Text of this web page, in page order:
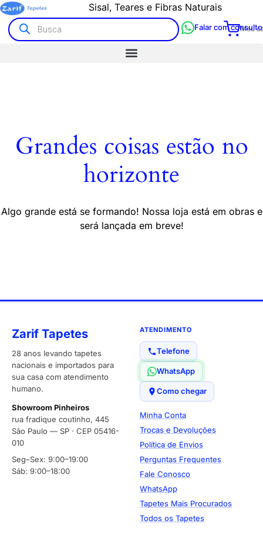
Sisal, Teares e Fibras Naturais
Meu
Falar com
Grandes coisas estão no
horizonte
Algo grande está se formando! Nossa loja está em obras e
será lançada em breve!
Zarif Tapetes
28 anos levando tapetes
nacionais e importados para
sua casa com atendimento
humano.
Showroom Pinheiros
rua fradique coutinho, 445
São Paulo — SP · CEP 05416-
010
Seg–Sex: 9:00–19:00
Sáb: 9:00–18:00
ATENDIMENTO
Telefone
WhatsApp
Como chegar
Minha Conta
Trocas e Devoluções
Política de Envios
Perguntas Frequentes
Fale Conosco
WhatsApp
Tapetes Mais Procurados
Todos os Tapetes